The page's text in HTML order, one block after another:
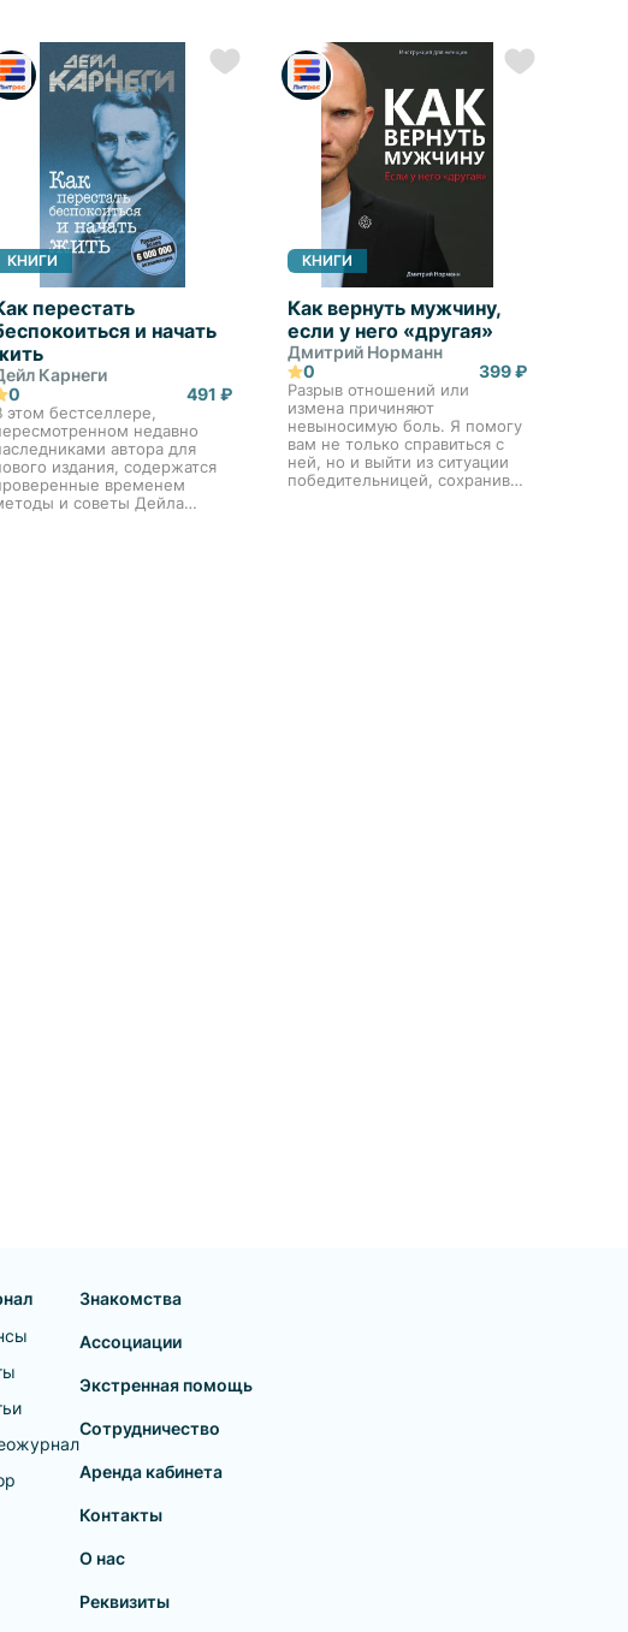
этой книге Марина Гогуева,
с 15-л...
КНИГИ
перестать
и начать
Карнеги
0
491 ₽
этом бестселлере,
недавно
автора для
издания, содержатся
временем
и советы Дейла
КНИГИ
Как вернуть мужчину,
если у него «другая»
Дмитрий Норманн
0
399 ₽
Разрыв отношений или
измена причиняют
невыносимую боль. Я помогу
вам не только справиться с
ней, но и выйти из ситуации
победительницей, сохранив
Знакомства
Ассоциации
Экстренная помощь
Сотрудничество
Аренда кабинета
Контакты
О нас
Реквизиты